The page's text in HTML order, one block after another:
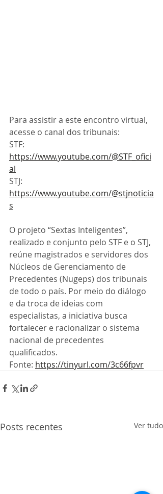
Para assistir a este encontro virtual,
acesse o canal dos tribunais:
STF:
https://www.youtube.com/@STF_ofici
al
STJ:
https://www.youtube.com/@stjnoticia
s
O projeto “Sextas Inteligentes”,
realizado e conjunto pelo STF e o STJ,
reúne magistrados e servidores dos
Núcleos de Gerenciamento de
Precedentes (Nugeps) dos tribunais
de todo o país. Por meio do diálogo
e da troca de ideias com
especialistas, a iniciativa busca
fortalecer e racionalizar o sistema
nacional de precedentes
qualificados.
Fonte: https://tinyurl.com/3c66fpvr
Posts recentes Ver tudo